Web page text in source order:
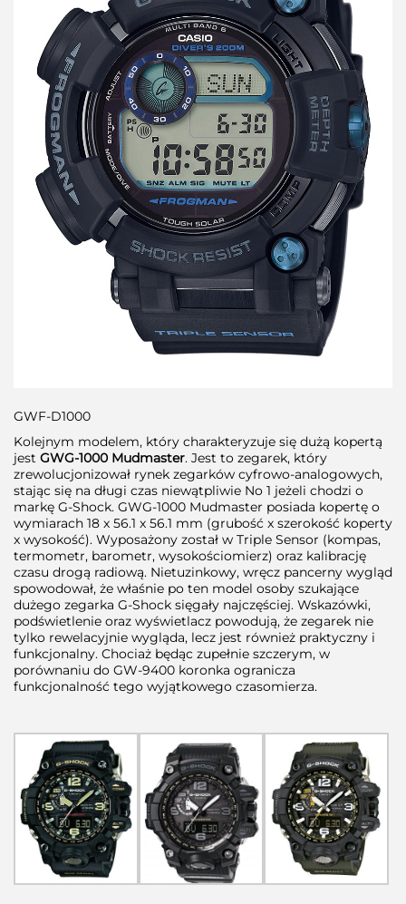
GWF-D1000
Kolejnym modelem, który charakteryzuje się dużą kopertą
jest GWG-1000 Mudmaster. Jest to zegarek, który
zrewolucjonizował rynek zegarków cyfrowo-analogowych,
stając się na długi czas niewątpliwie No 1 jeżeli chodzi o
markę G-Shock. GWG-1000 Mudmaster posiada kopertę o
wymiarach 18 x 56.1 x 56.1 mm (grubość x szerokość koperty
x wysokość). Wyposażony został w Triple Sensor (kompas,
termometr, barometr, wysokościomierz) oraz kalibrację
czasu drogą radiową. Nietuzinkowy, wręcz pancerny wygląd
spowodował, że właśnie po ten model osoby szukające
dużego zegarka G-Shock sięgały najczęściej. Wskazówki,
podświetlenie oraz wyświetlacz powodują, że zegarek nie
tylko rewelacyjnie wygląda, lecz jest również praktyczny i
funkcjonalny. Chociaż będąc zupełnie szczerym, w
porównaniu do GW-9400 koronka ogranicza
funkcjonalność tego wyjątkowego czasomierza.